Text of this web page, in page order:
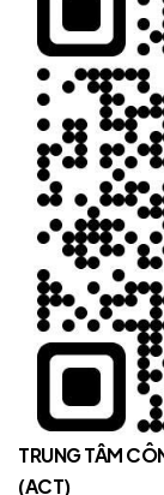
TRUNG TÂM
(ACT)